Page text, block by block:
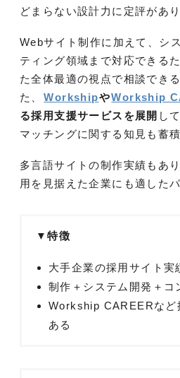
どまらない設計力に定評があり
Webサイト制作に加えて、シ
ティング領域まで対応できる
た全体最適の視点で相談でき
た、 WorkshipやWorkship
る採用支援サービスを展開 し
マッチングに関する知見も蓄
多言語サイトの制作実績もあ
用を見据えた企業にも適した
▼特徴
大手企業の採用サイト実
制作＋システム開発＋コ
Workship CAREERなど
ある